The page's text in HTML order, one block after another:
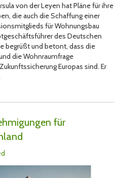
von der Leyen hat Pläne für ihre
die auch die Schaffung einer
für Wohnungsbau
des Deutschen
begrüßt und betont, dass die
die Wohnraumfrage
Europas sind. Er
für